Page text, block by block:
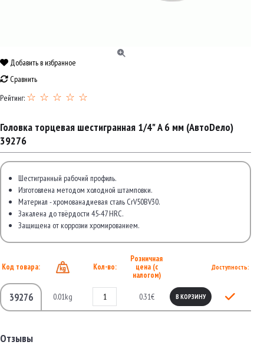
Добавить в избранное
Сравнить
Рейтинг: ☆ ☆ ☆ ☆ ☆
Головка торцевая шестигранная 1/4" A 6 мм (АвтоDело)
39276
Шестигранный рабочий профиль.
Изготовлена методом холодной штамповки.
Материал - хромованадиевая сталь CrV50BV30.
Закалена до твёрдости 45-47 HRC.
Защищена от коррозии хромированием.
Код товара: Кол-во:
Розничная
цена (с
налогом)
Доступность:
39276 0.01kg 0.31€ В КОРЗИНУ
Отзывы